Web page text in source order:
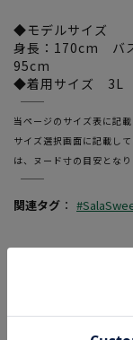
◆モデルサイズ
身長：170cm バ
95cm
◆着用サイズ 3L
―――――――――――――――――――――――
当ページのサイズ表に記
サイズ選択画面に記載し
は、ヌード寸の目安とな
―――――――――――――――――――――――
関連タグ ：